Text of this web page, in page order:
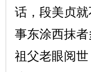
话，段美贞
事东涂西抹
祖父老眼阅